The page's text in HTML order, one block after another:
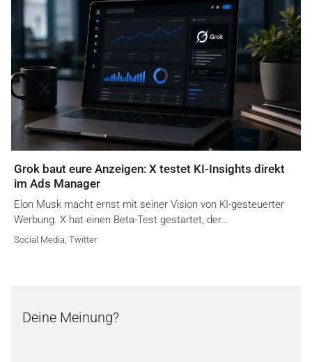
Grok baut eure Anzeigen: X testet KI-Insights direkt
im Ads Manager
Elon Musk macht ernst mit seiner Vision von KI-gesteuerter
Werbung. X hat einen Beta-Test gestartet, der…
Social Media, Twitter
Deine Meinung?